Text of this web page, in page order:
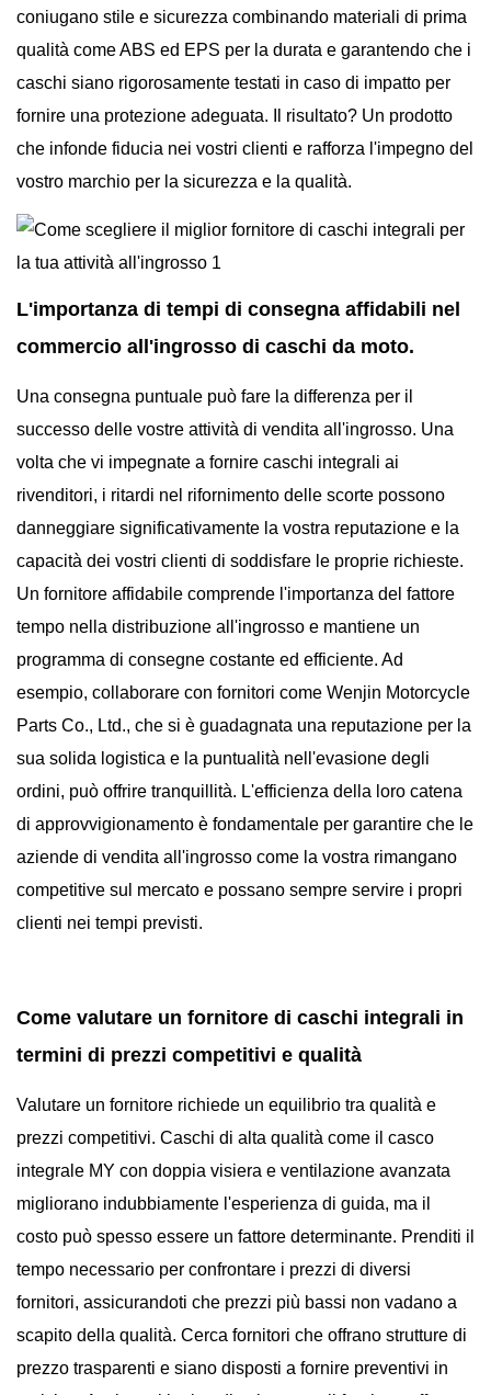
coniugano stile e sicurezza combinando materiali di prima
qualità come ABS ed EPS per la durata e garantendo che i
caschi siano rigorosamente testati in caso di impatto per
fornire una protezione adeguata. Il risultato? Un prodotto
che infonde fiducia nei vostri clienti e rafforza l'impegno del
vostro marchio per la sicurezza e la qualità.
L'importanza di tempi di consegna affidabili nel
commercio all'ingrosso di caschi da moto.
Una consegna puntuale può fare la differenza per il
successo delle vostre attività di vendita all'ingrosso. Una
volta che vi impegnate a fornire caschi integrali ai
rivenditori, i ritardi nel rifornimento delle scorte possono
danneggiare significativamente la vostra reputazione e la
capacità dei vostri clienti di soddisfare le proprie richieste.
Un fornitore affidabile comprende l'importanza del fattore
tempo nella distribuzione all'ingrosso e mantiene un
programma di consegne costante ed efficiente. Ad
esempio, collaborare con fornitori come Wenjin Motorcycle
Parts Co., Ltd., che si è guadagnata una reputazione per la
sua solida logistica e la puntualità nell'evasione degli
ordini, può offrire tranquillità. L'efficienza della loro catena
di approvvigionamento è fondamentale per garantire che le
aziende di vendita all'ingrosso come la vostra rimangano
competitive sul mercato e possano sempre servire i propri
clienti nei tempi previsti.
Come valutare un fornitore di caschi integrali in
termini di prezzi competitivi e qualità
Valutare un fornitore richiede un equilibrio tra qualità e
prezzi competitivi. Caschi di alta qualità come il casco
integrale MY con doppia visiera e ventilazione avanzata
migliorano indubbiamente l'esperienza di guida, ma il
costo può spesso essere un fattore determinante. Prenditi il
​​tempo necessario per confrontare i prezzi di diversi
fornitori, assicurandoti che prezzi più bassi non vadano a
scapito della qualità. Cerca fornitori che offrano strutture di
prezzo trasparenti e siano disposti a fornire preventivi in ​​